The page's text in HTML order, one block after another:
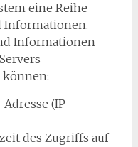
eine Reihe
Informationen.
Informationen
können:
(IP-
des Zugriffs auf